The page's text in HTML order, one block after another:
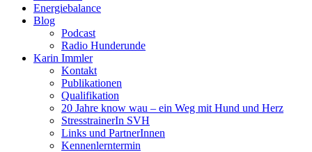
Energiebalance
Blog
Podcast
Radio Hunderunde
Karin Immler
Kontakt
Publikationen
Qualifikation
20 Jahre know wau – ein Weg mit Hund und Herz
StresstrainerIn SVH
Links und PartnerInnen
Kennenlerntermin